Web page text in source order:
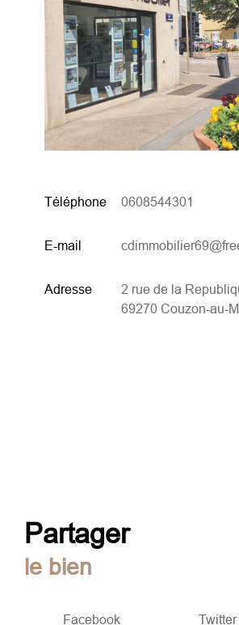
Téléphone 0608544301
E-mail
Adresse
2 rue de la
69270 Couzon-au-
partager
le bien
Facebook Twitter